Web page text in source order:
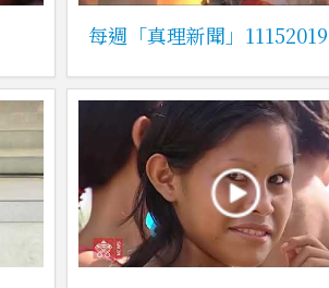
每週「真理新聞」11152019